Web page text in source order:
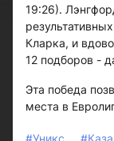
19:26).
Кларка, и
12 подборов -
Эта победа
места в
#Уникс